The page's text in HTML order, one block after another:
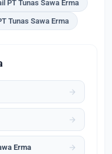
PT Tunas Sawa Erma
Tunas Sawa Erma
arrow_forward
arrow_forward
Erma arrow_forward